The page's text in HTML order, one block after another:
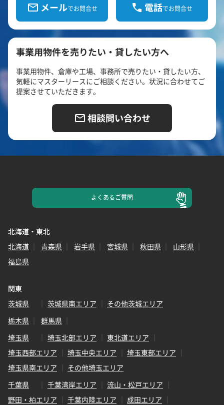
メールでお問合せ 電話でお問合せ
事業用物件を売りたい・貸したい方へ
事業用物件、倉庫や工場、事務所で売りたい・貸したい方、
気軽にマスターリースにご相談ください。状況に合わせてご
提案させていただきます。
相談問い合わせ
よくあるご質問
北海道・東北
北海道
青森県 岩手県 宮城県 秋田県
山形県
福島県
関東
茨城県
茨城県南エリア
その他茨城エリア
栃木県
群馬県
埼玉県
埼玉北部エリア
東北道エリア
埼玉西部エリア
埼玉中央エリア
埼玉東部エリア
埼玉県南エリア
その他埼玉エリア
千葉県
千葉湾岸エリア
流山・松戸エリア
野田・柏エリア
千葉内陸エリア
成田エリア